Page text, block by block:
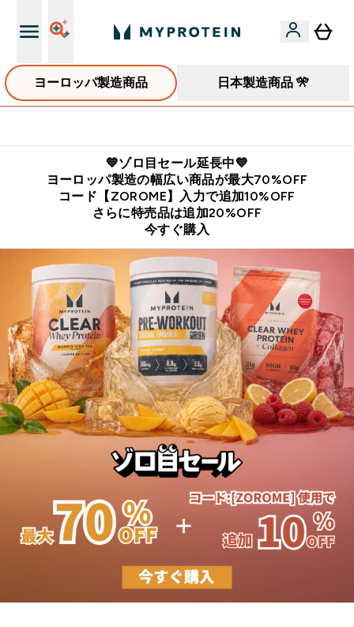
ヨーロッパ製造商品 日本製造商品 🎌
💙ゾロ目セール延長中💙
ヨーロッパ製造の幅広い商品が最大70%OFF
コード【ZOROME】入力で追加10%OFF
さらに特売品は追加20%OFF
今すぐ購入
コスパ最強の海外プロテイン・栄養食品ブランド